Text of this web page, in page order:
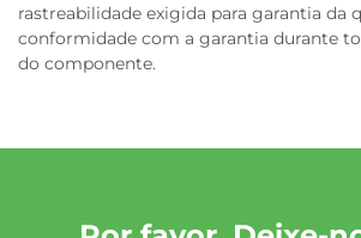
rastreabilidade exigida para garantia da
conformidade com a garantia durante
do componente.